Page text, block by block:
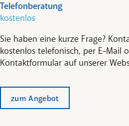
Telefonberatung
kostenlos
Sie haben eine kurze Frage?
kostenlos telefonisch, per E-Mail
Kontaktformular auf unserer
zum Angebot